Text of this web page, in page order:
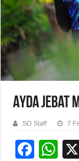
Ayda Jebat
SO Staff 7
F
W